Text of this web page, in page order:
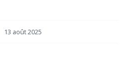
13 août 2025